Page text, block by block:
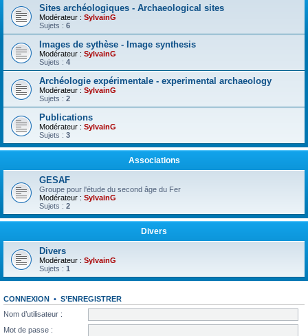
Sites archéologiques - Archaeological sites
Modérateur : SylvainG
Sujets : 6
Images de sythèse - Image synthesis
Modérateur : SylvainG
Sujets : 4
Archéologie expérimentale - experimental archaeology
Modérateur : SylvainG
Sujets : 2
Publications
Modérateur : SylvainG
Sujets : 3
Associations
GESAF
Groupe pour l'étude du second âge du Fer
Modérateur : SylvainG
Sujets : 2
Divers
Divers
Modérateur : SylvainG
Sujets : 1
CONNEXION • S’ENREGISTRER
Nom d’utilisateur :
Mot de passe :